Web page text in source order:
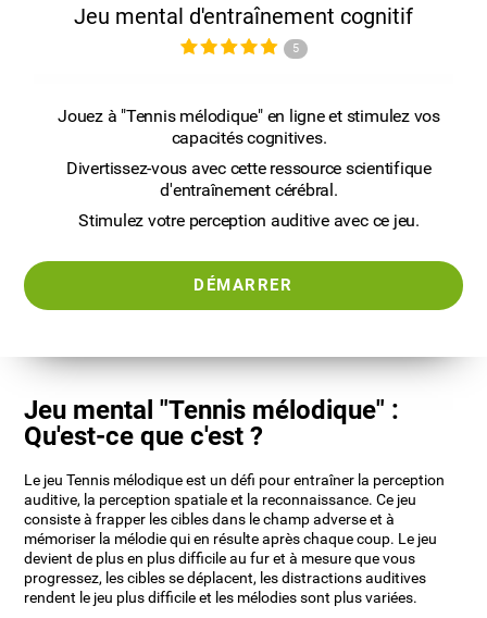
Jeu mental d'entraînement cognitif
5
Jouez à "Tennis mélodique" en ligne et stimulez vos
capacités cognitives.
Divertissez-vous avec cette ressource scientifique
d'entraînement cérébral.
Stimulez votre perception auditive avec ce jeu.
DÉMARRER
Jeu mental "Tennis mélodique" :
Qu'est-ce que c'est ?
Le jeu Tennis mélodique est un défi pour entraîner la perception
auditive, la perception spatiale et la reconnaissance. Ce jeu
consiste à frapper les cibles dans le champ adverse et à
mémoriser la mélodie qui en résulte après chaque coup. Le jeu
devient de plus en plus difficile au fur et à mesure que vous
progressez, les cibles se déplacent, les distractions auditives
rendent le jeu plus difficile et les mélodies sont plus variées.